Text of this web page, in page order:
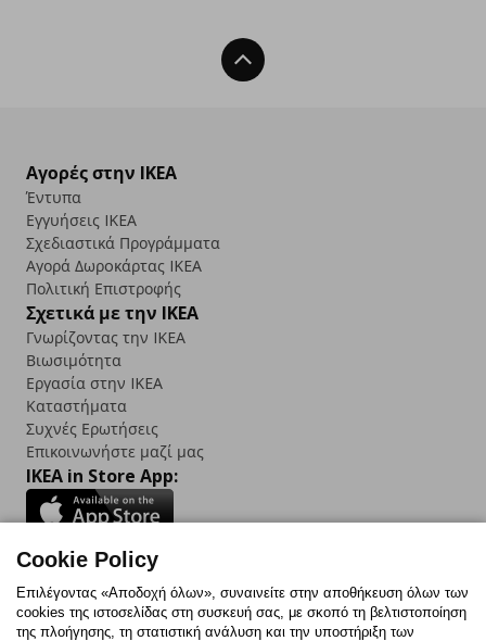
Back To Top
Αγορές στην IKEA
Έντυπα
Εγγυήσεις IKEA
Σχεδιαστικά Προγράμματα
Αγορά Δωρoκάρτας IKEA
Πολιτική Επιστροφής
Σχετικά με την IKEA
Γνωρίζοντας την IKEA
Βιωσιμότητα
Εργασία στην IKEA
Καταστήματα
Συχνές Ερωτήσεις
Επικοινωνήστε μαζί μας
IKEA in Store App:
Follow us:
FacebookInstagram
TikTokYoutubePinterestTwitter
Cookie Policy
Επιλέγοντας «Αποδοχή όλων», συναινείτε στην αποθήκευση όλων των
cookies της ιστοσελίδας στη συσκευή σας, με σκοπό τη βελτιστοποίηση
της πλοήγησης, τη στατιστική ανάλυση και την υποστήριξη των